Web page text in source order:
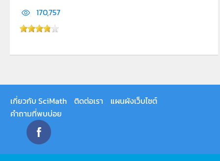
170,757
เกี่ยวกับ SciMath ติดต่อเรา
แผนผังเว็บไซต์
คำถามที่พบบ่อย